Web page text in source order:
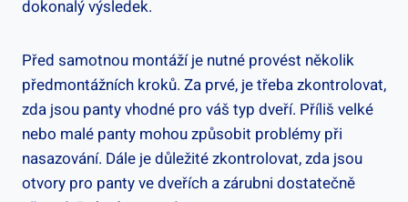
dokonalý výsledek.
Před samotnou montáží je nutné provést několik
předmontážních kroků. Za prvé, je třeba zkontrolovat,
zda jsou panty vhodné pro váš typ dveří. Příliš velké
nebo malé panty mohou způsobit problémy při
nasazování. Dále je důležité zkontrolovat, zda jsou
otvory pro panty ve dveřích a zárubni dostatečně